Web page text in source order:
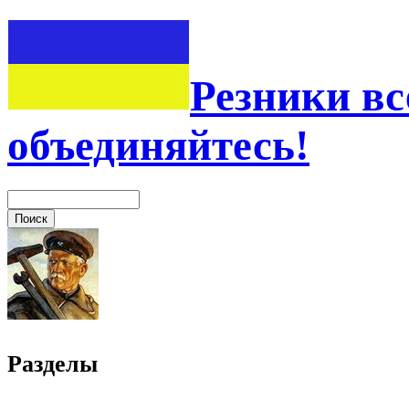
Резники
объединяйтесь!
Разделы